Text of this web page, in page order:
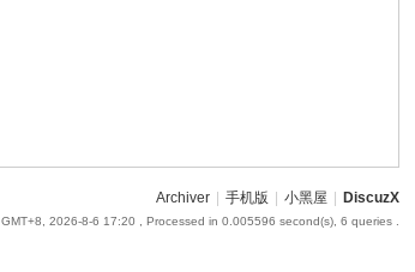
Archiver 手机版 小黑屋 DiscuzX
GMT+8, 2026-8-6 17:20 , Processed in 0.005596 second(s), 6 queries .